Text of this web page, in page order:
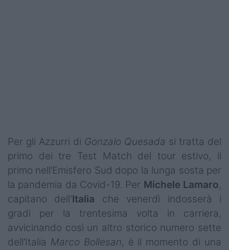
Per gli Azzurri di Gonzalo Quesada si tratta del
primo dei tre Test Match del tour estivo, il
primo nell’Emisfero Sud dopo la lunga sosta per
la pandemia da Covid-19. Per Michele Lamaro,
capitano dell'Italia che venerdì indosserà i
gradi per la trentesima volta in carriera,
avvicinando così un altro storico numero sette
dell’Italia Marco Bollesan, è il momento di una